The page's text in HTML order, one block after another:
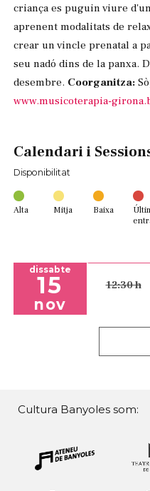
criança es puguin viure
aprenent modalitats de
crear un vincle prenatal a
seu nadó dins de la panxa.
desembre. Coorganitza:
www.musicoterapia-
Calendari i
Disponibilitat
Alta Mitja Baixa
dissabte
15
nov
12:30 h
Cultura Banyoles som: